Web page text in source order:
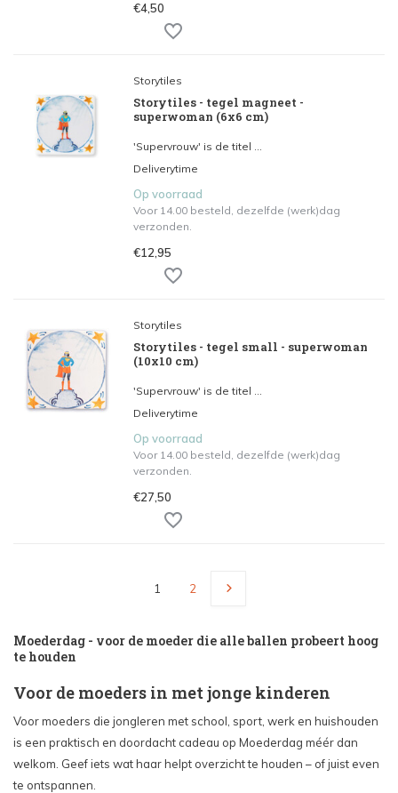
€4,50
Storytiles
Storytiles - tegel magneet -
superwoman (6x6 cm)
'Supervrouw' is de titel ...
Deliverytime
Op voorraad
Voor 14.00 besteld, dezelfde (werk)dag
verzonden.
€12,95
Storytiles
Storytiles - tegel small - superwoman
(10x10 cm)
'Supervrouw' is de titel ...
Deliverytime
Op voorraad
Voor 14.00 besteld, dezelfde (werk)dag
verzonden.
€27,50
1 2
Moederdag - voor de moeder die alle ballen probeert hoog
te houden
Voor de moeders in met jonge kinderen
Voor moeders die jongleren met school, sport, werk en huishouden
is een praktisch en doordacht cadeau op Moederdag méér dan
welkom. Geef iets wat haar helpt overzicht te houden – of juist even
te ontspannen.